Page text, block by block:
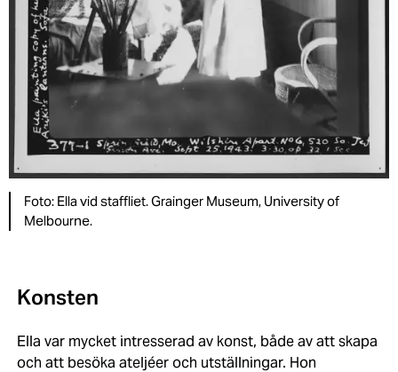
Foto: Ella vid staffliet. Grainger Museum, University of
Melbourne.
Konsten
Ella var mycket intresserad av konst, både av att skapa
och att besöka ateljéer och utställningar. Hon